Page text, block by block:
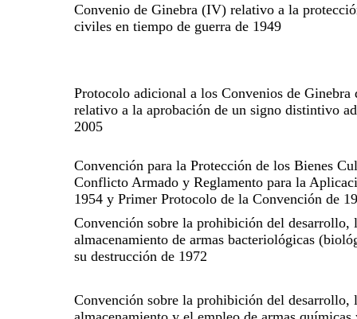
Convenio de Ginebra (IV) relativo a la
civiles en tiempo de guerra de 1949
Protocolo adicional a los Convenios de Ginebra
relativo a la aprobación de un signo distintivo
2005
Convención para la Protección de los Bienes
Conflicto Armado y Reglamento para la
1954 y Primer Protocolo de la Convención de
Convención sobre la prohibición del desarrollo,
almacenamiento de armas bacteriológicas
su destrucción de 1972
Convención sobre la prohibición del desarrollo,